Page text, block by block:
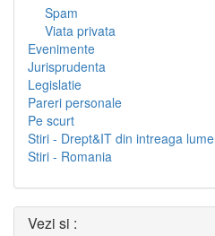
Spam
Viata privata
Evenimente
Jurisprudenta
Legislatie
Pareri personale
Pe scurt
Stiri - Drept&IT din intreaga lume
Stiri - Romania
Vezi si :